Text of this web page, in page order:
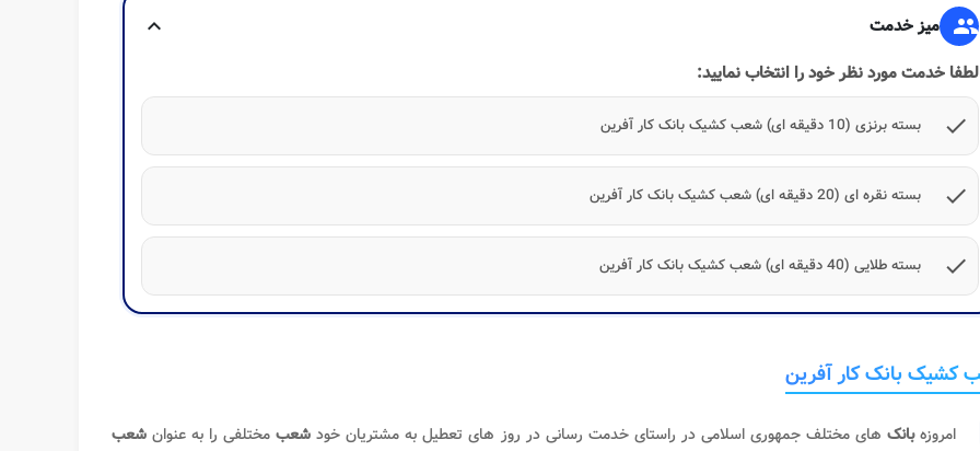
group میز خدمت
expand_more
لطفا خدمت مورد نظر خود را انتخاب نمایید:
check
بسته برنزی (10 دقیقه ای) شعب کشیک بانک کار آفرین
check بسته نقره ای (20 دقیقه ای) شعب کشیک بانک کار آفرین
check بسته طلایی (40 دقیقه ای) شعب کشیک بانک کار آفرین
کشیک بانک کار آفرین
امروزهبانک های مختلف جمهوری اسلامی در راستای خدمت رسانی در روز های تعطیل به مشتریان خود شعب مختلفی را به عنوان شعب